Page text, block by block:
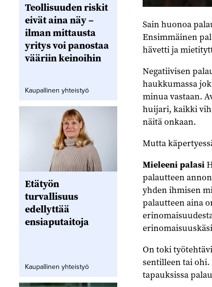
Sain huonoa
Ensimmäinen
hävetti ja
Negatiivisen
haukkumassa
minua vastaan.
huijari, kaikki
näitä onkaan.
Mutta
Mieleeni palasi
palautteen
yhden ihmisen
palautteen aina
On toki
sentilleen tai ohi.
tapauksissa
Teollisuuden riskit
eivät aina näy –
ilman mittausta
yritys voi panostaa
vääriin keinoihin
Kaupallinen yhteistyö
Etätyön
turvallisuus
edellyttää
ensiaputaitoja
Kaupallinen yhteistyö